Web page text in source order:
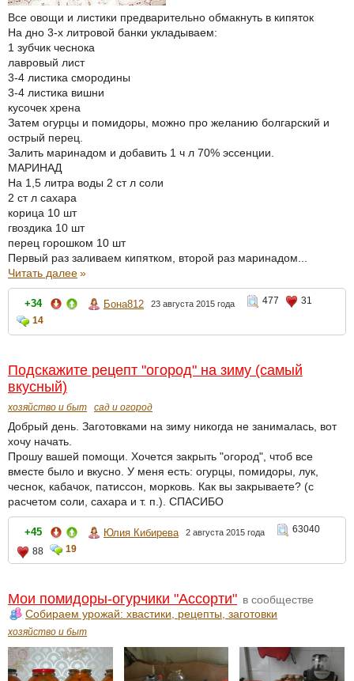
Все овощи и листики предварительно обмакнуть в кипяток
На дно 3-х литровой банки укладываем:
1 зубчик чеснока
лавровый лист
3-4 листика смородины
3-4 листика вишни
кусочек хрена
Затем огурцы и помидоры, можно про желанию болгарский и
острый перец.
Залить маринадом и добавить 1 ч л 70% эссенции.
МАРИНАД
На 1,5 литра воды 2 ст л соли
2 ст л сахара
корица 10 шт
гвоздика 10 шт
перец горошком 10 шт
Первый раз заливаем кипятком, второй раз маринадом...
Читать далее»
+34 Бона812 23 августа 2015 года 477
31
14
Подскажите рецепт "огород" на зиму (самый
вкусный)
хозяйство и быт сад и огород
Добрый день. Заготовками на зиму никогда не занималась, вот
хочу начать.
Прошу вашей помощи. Хочется закрыть "огород", чтоб все
вместе было и вкусно. У меня есть: огурцы, помидоры, лук,
чеснок, кабачок, патиссон, морковь. Как вы закрываете? (с
расчетом соли, сахара и т. п.). СПАСИБО
+45 Юлия Кибирева 2 августа 2015 года
63040
88
19
Мои помидоры-огурчики "Ассорти" в сообществе
Собираем урожай: хвастики, рецепты, заготовки
хозяйство и быт